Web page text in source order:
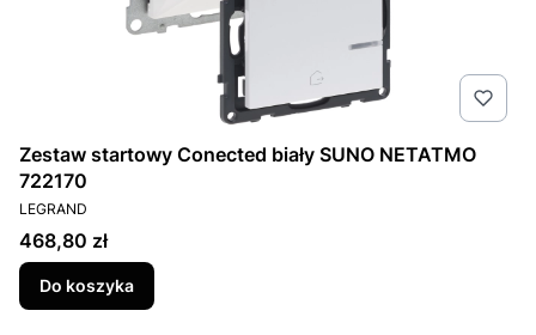
Zestaw startowy Conected biały SUNO NETATMO
722170
PRODUCENT
LEGRAND
Cena
468,80 zł
Do koszyka